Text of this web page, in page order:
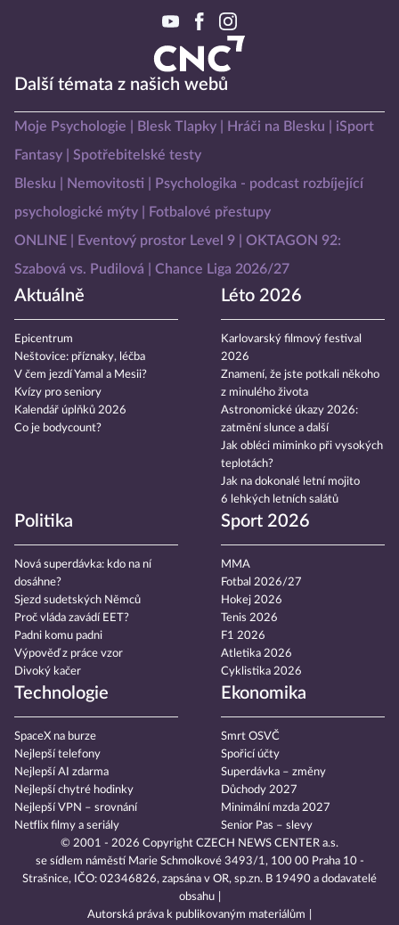
Další témata z našich webů
Moje Psychologie Blesk Tlapky Hráči na Blesku
iSport
Fantasy
Spotřebitelské testy
Blesku
Nemovitosti
Psychologika - podcast rozbíjející
psychologické mýty
Fotbalové přestupy
ONLINE
Eventový prostor Level 9
OKTAGON 92:
Szabová vs. Pudilová
Chance Liga 2026/27
Aktuálně
Epicentrum
Neštovice: příznaky, léčba
V čem jezdí Yamal a Mesii?
Kvízy pro seniory
Kalendář úplňků 2026
Co je bodycount?
Léto 2026
Karlovarský filmový festival
2026
Znamení, že jste potkali někoho
z minulého života
Astronomické úkazy 2026:
zatmění slunce a další
Jak obléci miminko při vysokých
teplotách?
Jak na dokonalé letní mojito
6 lehkých letních salátů
Politika
Nová superdávka: kdo na ní
dosáhne?
Sjezd sudetských Němců
Proč vláda zavádí EET?
Padni komu padni
Výpověď z práce vzor
Divoký kačer
Sport 2026
MMA
Fotbal 2026/27
Hokej 2026
Tenis 2026
F1 2026
Atletika 2026
Cyklistika 2026
Technologie
SpaceX na burze
Nejlepší telefony
Nejlepší AI zdarma
Nejlepší chytré hodinky
Nejlepší VPN – srovnání
Netflix filmy a seriály
Ekonomika
Smrt OSVČ
Spořicí účty
Superdávka – změny
Důchody 2027
Minimální mzda 2027
Senior Pas – slevy
© 2001 - 2026 Copyright CZECH NEWS CENTER a.s.
se sídlem náměstí Marie Schmolkové 3493/1, 100 00 Praha 10 -
Strašnice, IČO: 02346826, zapsána v OR, sp.zn. B 19490 a dodavatelé
obsahu
Autorská práva k publikovaným materiálům